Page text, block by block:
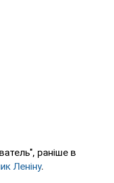
раніше в
Леніну.